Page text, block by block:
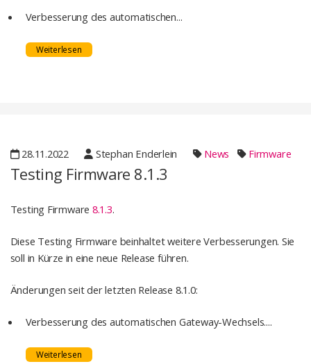
Verbesserung des automatischen...
Weiterlesen
28.11.2022 Stephan Enderlein News Firmware
Testing Firmware 8.1.3
Testing Firmware 8.1.3.
Diese Testing Firmware beinhaltet weitere Verbesserungen. Sie
soll in Kürze in eine neue Release führen.
Änderungen seit der letzten Release 8.1.0:
Verbesserung des automatischen Gateway-Wechsels....
Weiterlesen